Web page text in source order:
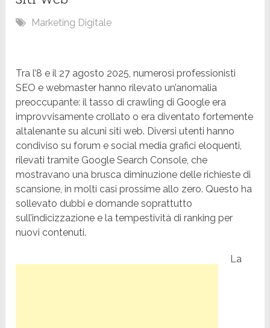
Marketing Digitale
Tra l’8 e il 27 agosto 2025, numerosi professionisti
SEO e webmaster hanno rilevato un’anomalia
preoccupante: il tasso di crawling di Google era
improvvisamente crollato o era diventato fortemente
altalenante su alcuni siti web. Diversi utenti hanno
condiviso su forum e social media grafici eloquenti,
rilevati tramite Google Search Console, che
mostravano una brusca diminuzione delle richieste di
scansione, in molti casi prossime allo zero. Questo ha
sollevato dubbi e domande soprattutto
sull’indicizzazione e la tempestività di ranking per
nuovi contenuti.
La